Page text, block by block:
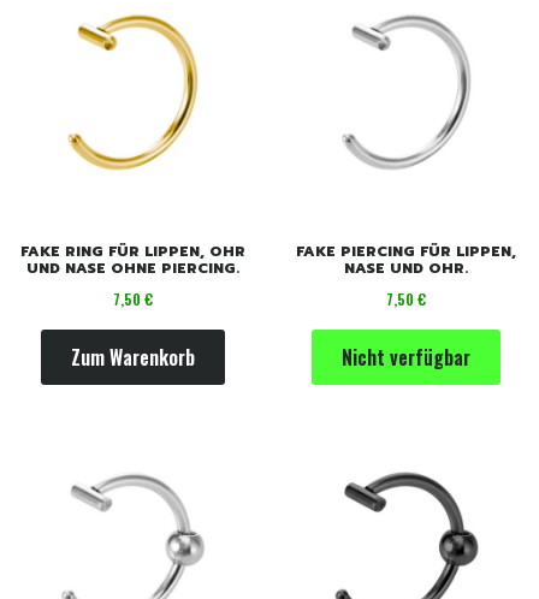
FAKE RING FÜR LIPPEN, OHR
UND NASE OHNE PIERCING.
Preis
7,50 €
Zum Warenkorb
FAKE PIERCING FÜR LIPPEN,
NASE UND OHR.
Preis
7,50 €
Nicht verfügbar